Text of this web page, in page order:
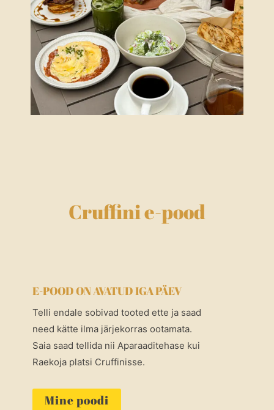
Cruffini e-pood
E-POOD ON AVATUD IGA PÄEV
Telli endale sobivad tooted ette ja saad
need kätte ilma järjekorras ootamata.
Saia saad tellida nii Aparaaditehase kui
Raekoja platsi Cruffinisse.
Mine poodi